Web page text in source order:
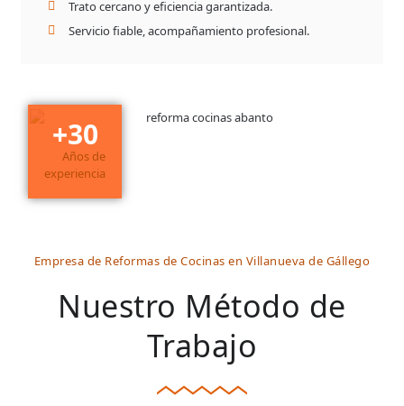
Trato cercano y eficiencia garantizada.
Servicio fiable, acompañamiento profesional.
+30
Años de
experiencia
Empresa de Reformas de Cocinas en Villanueva de Gállego
Nuestro Método de
Trabajo